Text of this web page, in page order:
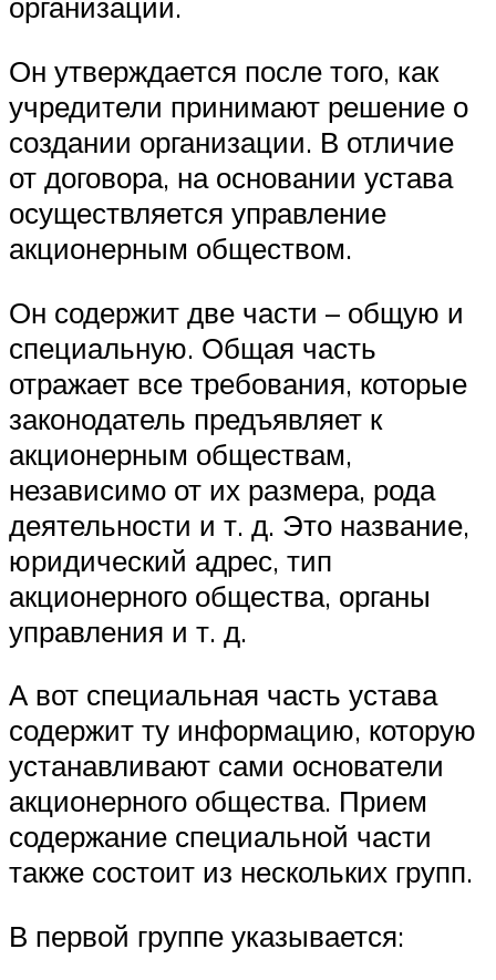
Он утверждается после того, как
учредители принимают решение о
создании организации. В отличие
от договора, на основании устава
осуществляется управление
акционерным обществом.
Он содержит две части – общую и
специальную. Общая часть
отражает все требования, которые
законодатель предъявляет к
акционерным обществам,
независимо от их размера, рода
деятельности и т. д. Это название,
юридический адрес, тип
акционерного общества, органы
управления и т. д.
А вот специальная часть устава
содержит ту информацию, которую
устанавливают сами основатели
акционерного общества. Прием
содержание специальной части
также состоит из нескольких групп.
В первой группе указывается: